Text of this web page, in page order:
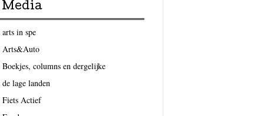
Media
arts in spe
Arts&Auto
Boekjes, columns en dergelijke
de lage landen
Fiets Actief